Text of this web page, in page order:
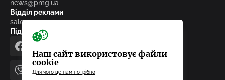
news@pmg.ua
Відділ реклами
sales@pmg.ua
Підписуйтесь на нас у соціальних мережах
facebooktelegram
viber youtube
Наш сайт використовує файли
cookie
Для чого це нам потрібно